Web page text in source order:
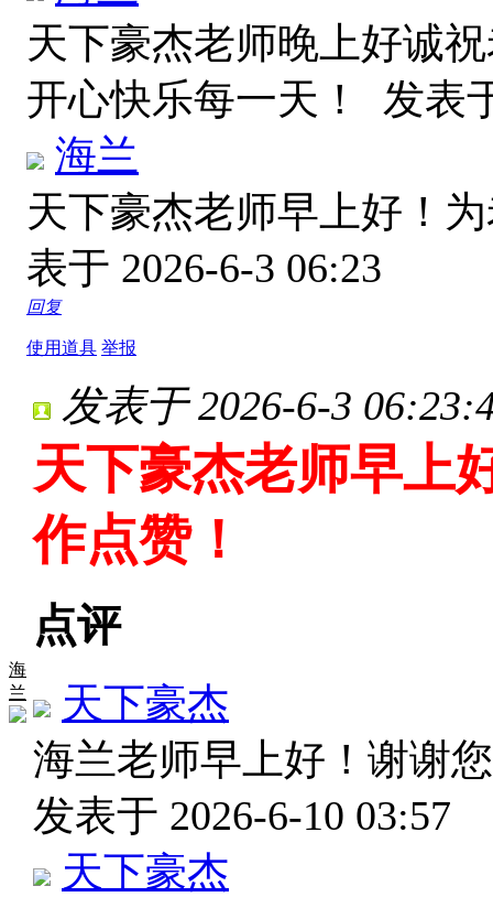
天下豪杰老师晚上好诚
开心快乐每一天！ 发表
海兰
天下豪杰老师早上好！
表于 2026-6-3 06:23
回复
使用道具 举报
海
兰
发表于 2026-6-3
天下豪杰老师早上
作点赞！
点评
天下豪杰
海兰老师早上好！谢谢
发表于 2026-6-10 03:57
天下豪杰